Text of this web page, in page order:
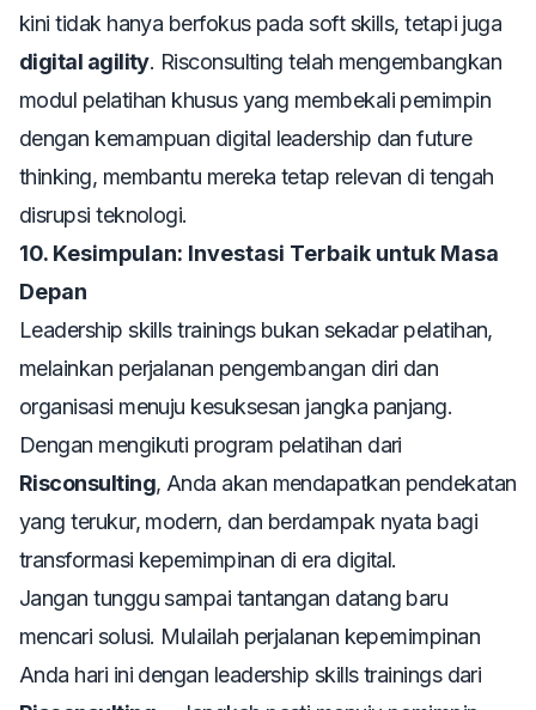
kini tidak hanya berfokus pada soft skills, tetapi juga
digital agility. Risconsulting telah mengembangkan
modul pelatihan khusus yang membekali pemimpin
dengan kemampuan digital leadership danfuture
thinking, membantu mereka tetap relevan di tengah
disrupsi teknologi.
10. Kesimpulan: Investasi Terbaik untuk Masa
Depan
Leadership skills trainingsbukan sekadar pelatihan,
melainkan perjalanan pengembangan diri dan
organisasi menuju kesuksesan jangka panjang.
Dengan mengikuti program pelatihan dari
Risconsulting, Anda akan mendapatkan pendekatan
yang terukur, modern, dan berdampak nyata bagi
transformasi kepemimpinan di era digital.
Jangan tunggu sampai tantangan datang baru
mencari solusi. Mulailah perjalanan kepemimpinan
Anda hari ini dengan leadership skills trainingsdari